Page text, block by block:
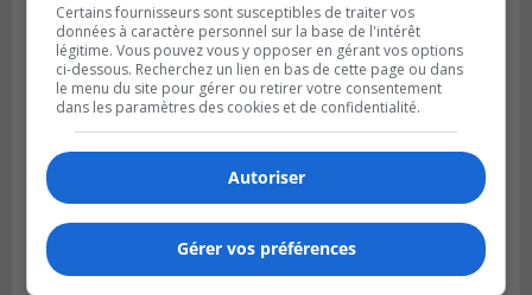
Certains fournisseurs sont susceptibles de traiter vos
données à caractère personnel sur la base de l'intérêt
légitime. Vous pouvez vous y opposer en gérant vos options
ci-dessous. Recherchez un lien en bas de cette page ou dans
le menu du site pour gérer ou retirer votre consentement
dans les paramètres des cookies et de confidentialité.
Autoriser
Gérer vos préférences